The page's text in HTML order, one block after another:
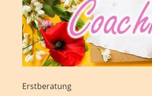
Erstberatung